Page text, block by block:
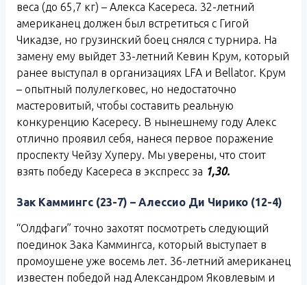
веса (до 65,7 кг) – Алекса Касереса. 32-летний
американец должен был встретиться с Гигой
Чикадзе, но грузинский боец снялся с турнира. На
замену ему выйдет 33-летний Кевин Крум, который
ранее выступал в организациях LFA и Bellator. Крум
– опытный полулегковес, но недостаточно
мастеровитый, чтобы составить реальную
конкуренцию Касересу. В нынешнему году Алекс
отлично проявил себя, нанеся первое поражение
проспекту Чейзу Хуперу. Мы уверены, что стоит
взять победу Касереса в экспресс за 1,30.
Зак Каммингс (23-7) – Алессио Ди Чирико (12-4)
“Олдфаги” точно захотят посмотреть следующий
поединок Зака Каммингса, который выступает в
промоушене уже восемь лет. 36-летний американец
известен победой над Александром Яковлевым и